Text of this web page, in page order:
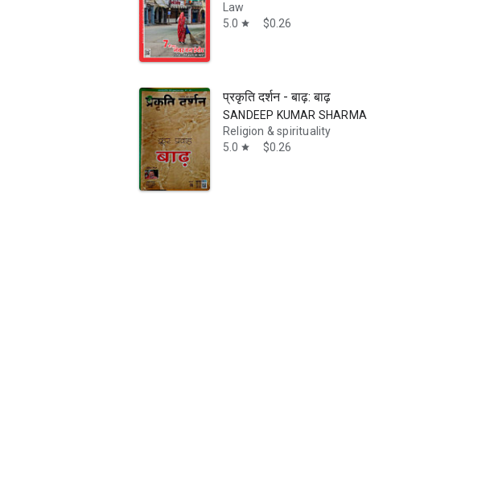
Law
5.0 star $0.26
प्रकृति दर्शन - बाढ़: बाढ़
SANDEEP KUMAR SHARMA
Religion & spirituality
5.0 star $0.26